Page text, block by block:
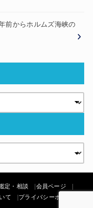
前からホルムズ海峡の
定・相談
会員ページ
て プライバシーポリシー